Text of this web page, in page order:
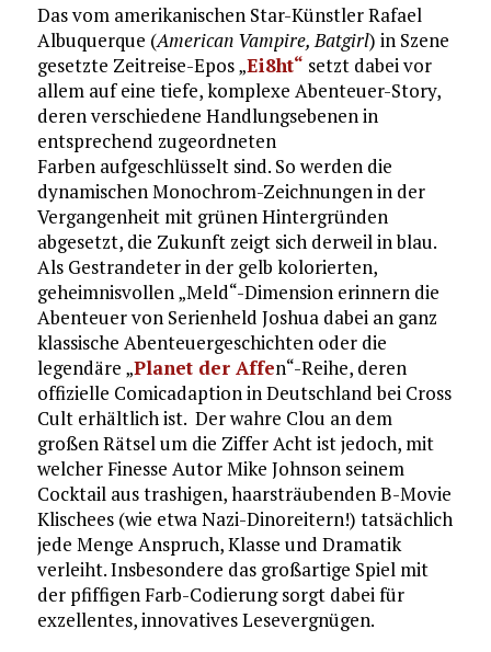
Das vom amerikanischen Star-Künstler Rafael
Albuquerque (American Vampire, Batgirl) in Szene
gesetzte Zeitreise-Epos „Ei8ht“ setzt dabei vor
allem auf eine tiefe, komplexe Abenteuer-Story,
deren verschiedene Handlungsebenen in
entsprechend zugeordneten
Farben aufgeschlüsselt sind. So werden die
dynamischen Monochrom-Zeichnungen in der
Vergangenheit mit grünen Hintergründen
abgesetzt, die Zukunft zeigt sich derweil in blau.
Als Gestrandeter in der gelb kolorierten,
geheimnisvollen „Meld“-Dimension erinnern die
Abenteuer von Serienheld Joshua dabei an ganz
klassische Abenteuergeschichten oder die
legendäre „Planet der Affen“-Reihe, deren
offizielle Comicadaption in Deutschland bei Cross
Cult erhältlich ist. Der wahre Clou an dem
großen Rätsel um die Ziffer Acht ist jedoch, mit
welcher Finesse Autor Mike Johnson seinem
Cocktail aus trashigen, haarsträubenden B-Movie
Klischees (wie etwa Nazi-Dinoreitern!) tatsächlich
jede Menge Anspruch, Klasse und Dramatik
verleiht. Insbesondere das großartige Spiel mit
der pfiffigen Farb-Codierung sorgt dabei für
exzellentes, innovatives Lesevergnügen.